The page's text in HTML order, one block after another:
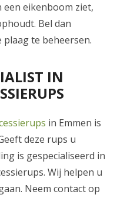
een eikenboom ziet,
Bel dan
te beheersen.
IN
in Emmen is
deze rups u
is gespecialiseerd in
Wij helpen u
Neem contact op